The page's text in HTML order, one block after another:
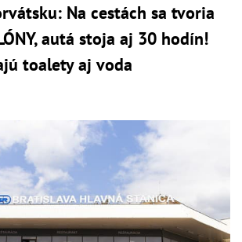
Na cestách sa tvoria
autá stoja aj 30 hodín!
toalety aj voda